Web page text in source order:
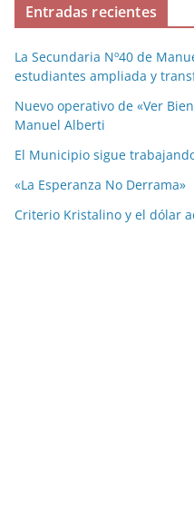
Entradas recientes
La Secundaria Nº40 de
estudiantes ampliada y
Nuevo operativo de «Ver
Manuel Alberti
El Municipio sigue
«La Esperanza No Derrama»
Criterio Kristalino y el dólar